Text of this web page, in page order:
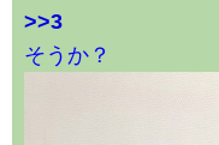
>>3
そうか？